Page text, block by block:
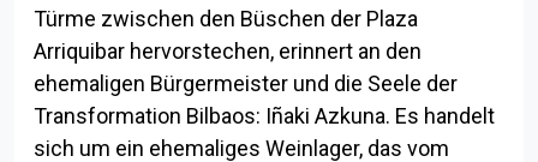
Türme zwischen den Büschen der Plaza
Arriquibar hervorstechen, erinnert an den
ehemaligen Bürgermeister und die Seele der
Transformation Bilbaos: Iñaki Azkuna. Es handelt
sich um ein ehemaliges Weinlager, das vom